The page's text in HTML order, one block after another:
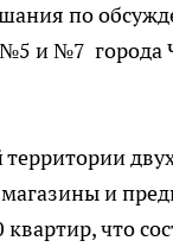
по
и №7 города
и
что